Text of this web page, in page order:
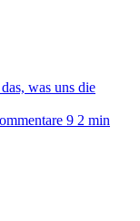
was uns die
9 2 min